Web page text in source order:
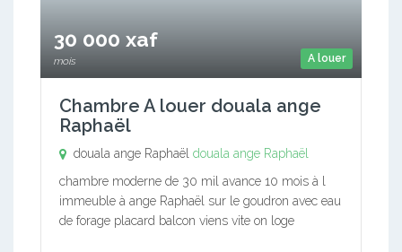
A louer
30 000 xaf
mois
Chambre A louer douala ange
Raphaël
douala ange Raphaël douala ange Raphaël
chambre moderne de 30 mil avance 10 mois à l
immeuble à ange Raphaël sur le goudron avec eau
de forage placard balcon viens vite on loge